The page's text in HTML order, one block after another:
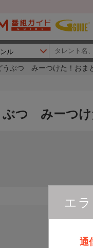
うぶつ みーつけた！おま
エ
通
ぶつ みーつけ